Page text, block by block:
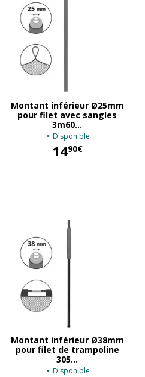
Montant inférieur Ø25mm
pour filet avec sangles
3m60...
Disponible
1490€
Montant inférieur Ø38mm
pour filet de trampoline
305...
Disponible